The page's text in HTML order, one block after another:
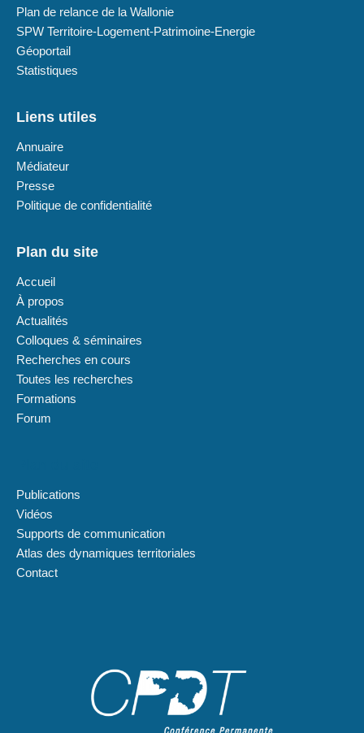
Plan de relance de la Wallonie
SPW Territoire-Logement-Patrimoine-Energie
Géoportail
Statistiques
Liens utiles
Annuaire
Médiateur
Presse
Politique de confidentialité
Plan du site
Accueil
À propos
Actualités
Colloques & séminaires
Recherches en cours
Toutes les recherches
Formations
Forum
Publications
Vidéos
Supports de communication
Atlas des dynamiques territoriales
Contact